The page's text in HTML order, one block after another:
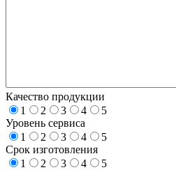
Качество продукции
1
2 3 4
5
Уровень сервиса
1
2 3 4
5
Срок изготовления
1
2 3 4
5